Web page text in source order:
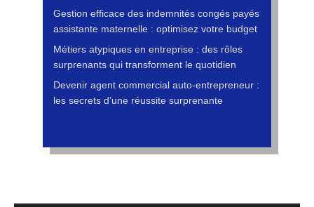
Gestion efficace des indemnités congés payés
assistante maternelle : optimisez votre budget
Métiers atypiques en entreprise : des rôles
surprenants qui transforment le quotidien
Devenir agent commercial auto-entrepreneur :
les secrets d’une réussite surprenante